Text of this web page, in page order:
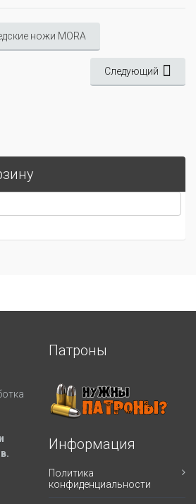
ножи MORA
Следующий
и
Патроны
Информация
Политика
конфиденциальности